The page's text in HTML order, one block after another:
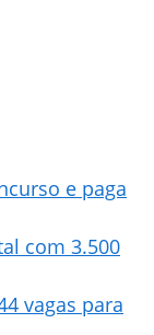
e paga
com 3.500
vagas para